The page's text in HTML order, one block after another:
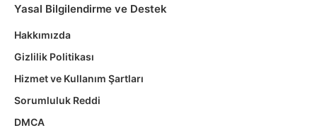
Yasal Bilgilendirme ve Destek
Hakkımızda
Gizlilik Politikası
Hizmet ve Kullanım Şartları
Sorumluluk Reddi
DMCA